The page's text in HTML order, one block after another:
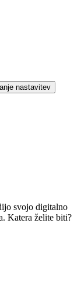
nastavitev
svojo digitalno
Katera želite biti?